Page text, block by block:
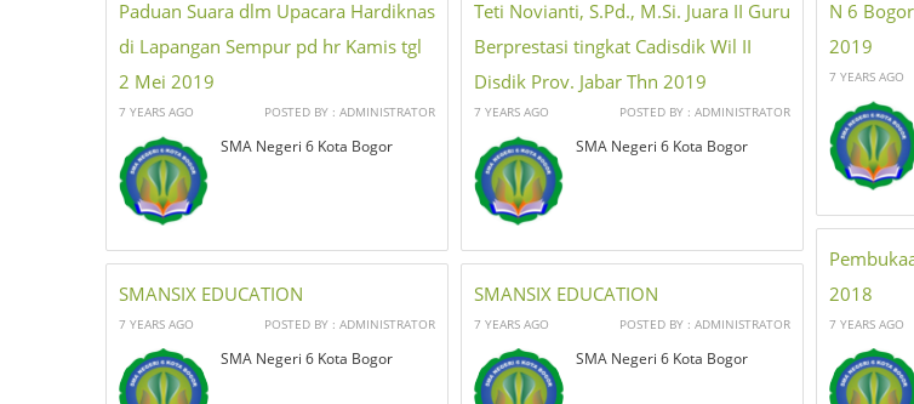
Paduan Suara dlm Upacara Hardiknas
di Lapangan Sempur pd hr Kamis tgl
2 Mei 2019
7 YEARS AGO POSTED BY : ADMINISTRATOR
SMA Negeri 6 Kota Bogor
N 6
2019
7 YEARS AGO
Teti Novianti, S.Pd., M.Si. Juara II Guru
Berprestasi tingkat Cadisdik Wil II
Disdik Prov. Jabar Thn 2019
7 YEARS AGO POSTED BY : ADMINISTRATOR
SMA Negeri 6 Kota Bogor
2018
7 YEARS AGO
SMANSIX EDUCATION
7 YEARS AGO POSTED BY : ADMINISTRATOR
SMA Negeri 6 Kota Bogor
SMANSIX EDUCATION
7 YEARS AGO POSTED BY : ADMINISTRATOR
SMA Negeri 6 Kota Bogor